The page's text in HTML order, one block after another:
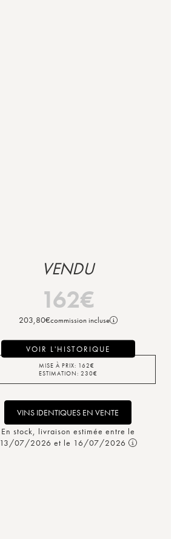
VENDU
162€
203,80€commission incluse
VOIR L'HISTORIQUE
MISE À PRIX: 162€
ESTIMATION: 230€
VINS IDENTIQUES EN VENTE
En stock, livraison estimée entre le
13/07/2026 et le 16/07/2026